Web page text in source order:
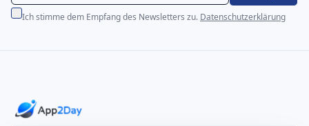
Ich stimme dem Empfang des Newsletters zu. Datenschutzerklärung